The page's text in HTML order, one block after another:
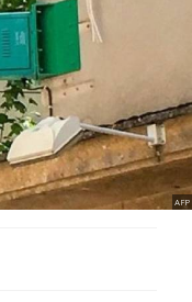
AFP